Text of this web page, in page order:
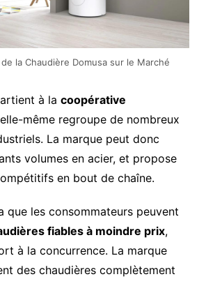
la Chaudière Domusa sur le Marché
à la coopérative
même regroupe de nombreux
La marque peut donc
volumes en acier, et propose
en bout de chaîne.
que les consommateurs peuvent
fiables à moindre prix,
à la concurrence. La marque
des chaudières complètement